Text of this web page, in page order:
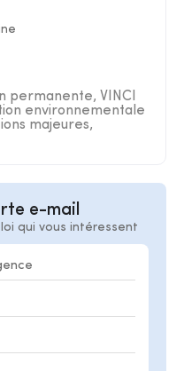
permanente, VINCI
environnementale
majeures,
e-mail
qui vous intéressent